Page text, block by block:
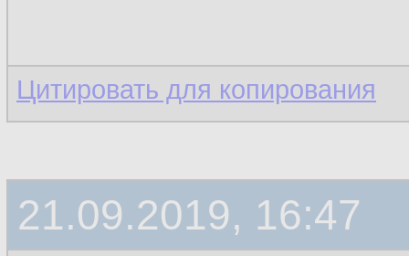
Цитировать для копирования
21.09.2019, 16:47